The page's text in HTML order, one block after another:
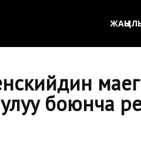
боюнча